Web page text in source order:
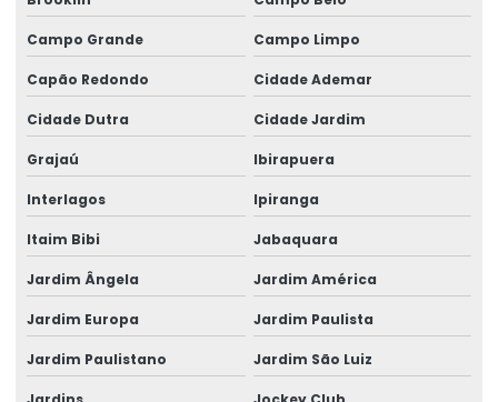
Engenharia civil laudo estrutural
Engenharia Civil Projeto Estrutural
Engenharia Estrutural
Engenharia Turnkey Para Galpões
Engenheiro Calculista Estrutural
Engenheiro Civil Calculista Estrutural
Escritório de cálculo estrutural
Estrutura Atacadista
Estrutura de concreto armado pré moldado
Campo Grande Campo Limpo
Capão Redondo Cidade Ademar
Cidade Dutra Cidade Jardim
Grajaú Ibirapuera
Interlagos Ipiranga
Itaim Bibi Jabaquara
Jardim Ângela Jardim América
Jardim Europa Jardim Paulista
Jardim Paulistano Jardim São Luiz